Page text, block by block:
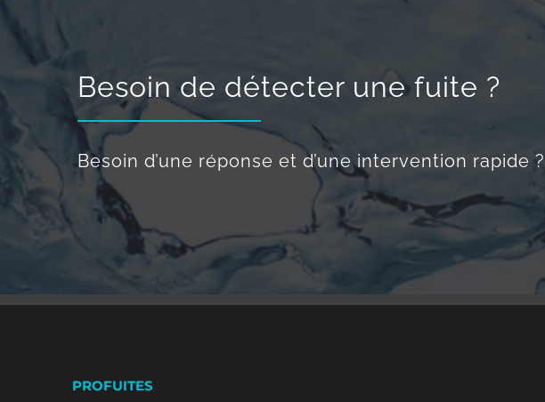
Besoin de détecter une fuite ?
Besoin d’une réponse et d’une intervention rapide ?
PROFUITES